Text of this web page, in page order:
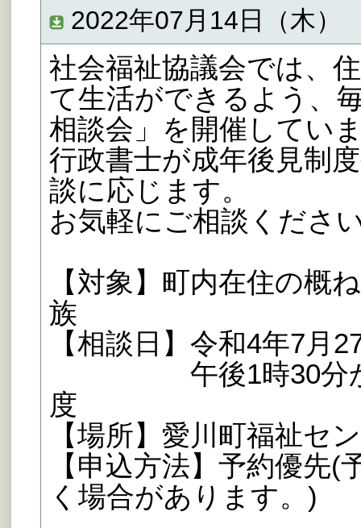
2022年07月14日（木）
社会福祉協議会では、
て生活ができるよう、
相談会」を開催してい
行政書士が成年後見制
談に応じます。
お気軽にご相談くださ
【対象】町内在住の概
族
【相談日】令和4年7月
午後1時30分から
度
【場所】愛川町福祉セ
【申込方法】予約優先
く場合があります。)